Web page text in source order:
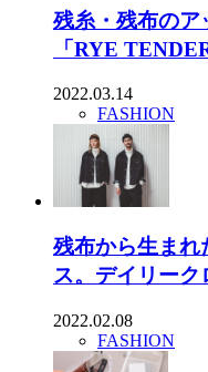
残糸・残布のア
「RYE
2022.03.14
FASHION
残布から生まれ
ス。デイリーク
2022.02.08
FASHION